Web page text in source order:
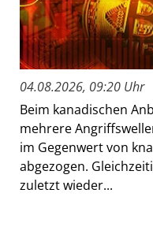
04.08.2026, 09:20 Uhr
Beim kanadischen
mehrere
im Gegenwert von
abgezogen.
zuletzt wieder...